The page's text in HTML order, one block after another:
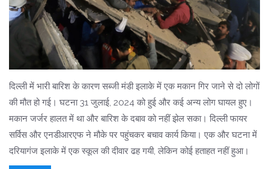
दिल्ली में भारी बारिश के कारण सब्जी मंडी इलाके में एक मकान गिर जाने से दो लोगों
की मौत हो गई। घटना 31 जुलाई, 2024 को हुई और कई अन्य लोग घायल हुए।
मकान जर्जर हालत में था और बारिश के दबाव को नहीं झेल सका। दिल्ली फायर
सर्विस और एनडीआरएफ ने मौके पर पहुंचकर बचाव कार्य किया। एक और घटना में
दरियागंज इलाके में एक स्कूल की दीवार ढह गयी, लेकिन कोई हताहत नहीं हुआ।